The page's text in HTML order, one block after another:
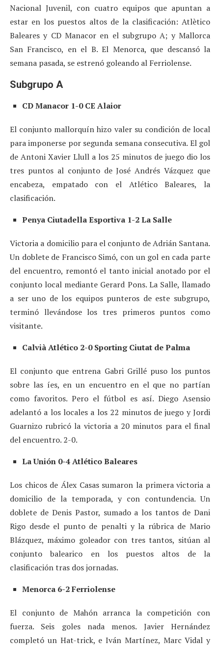
Nacional Juvenil, con cuatro equipos que apuntan a
estar en los puestos altos de la clasificación: Atlètico
Baleares y CD Manacor en el subgrupo A; y Mallorca
San Francisco, en el B. El Menorca, que descansó la
semana pasada, se estrenó goleando al Ferriolense.
Subgrupo A
CD Manacor 1-0 CE Alaior
El conjunto mallorquín hizo valer su condición de local
para imponerse por segunda semana consecutiva. El gol
de Antoni Xavier Llull a los 25 minutos de juego dio los
tres puntos al conjunto de José Andrés Vázquez que
encabeza, empatado con el Atlético Baleares, la
clasificación.
Penya Ciutadella Esportiva 1-2 La Salle
Victoria a domicilio para el conjunto de Adrián Santana.
Un doblete de Francisco Simó, con un gol en cada parte
del encuentro, remontó el tanto inicial anotado por el
conjunto local mediante Gerard Pons. La Salle, llamado
a ser uno de los equipos punteros de este subgrupo,
terminó llevándose los tres primeros puntos como
visitante.
Calvià Atlético 2-0 Sporting Ciutat de Palma
El conjunto que entrena Gabri Grillé puso los puntos
sobre las íes, en un encuentro en el que no partían
como favoritos. Pero el fútbol es así. Diego Asensio
adelantó a los locales a los 22 minutos de juego y Jordi
Guarnizo rubricó la victoria a 20 minutos para el final
del encuentro. 2-0.
La Unión 0-4 Atlético Baleares
Los chicos de Álex Casas sumaron la primera victoria a
domicilio de la temporada, y con contundencia. Un
doblete de Denis Pastor, sumado a los tantos de Dani
Rigo desde el punto de penalti y la rúbrica de Mario
Blázquez, máximo goleador con tres tantos, sitúan al
conjunto balearico en los puestos altos de la
clasificación tras dos jornadas.
Menorca 6-2 Ferriolense
El conjunto de Mahón arranca la competición con
fuerza. Seis goles nada menos. Javier Hernández
completó un Hat-trick, e Iván Martínez, Marc Vidal y